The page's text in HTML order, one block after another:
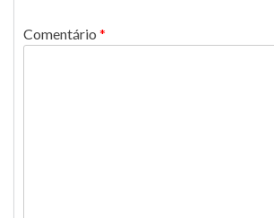
Comentário *